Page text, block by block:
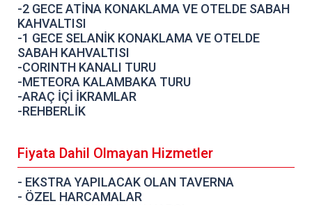
-2 GECE ATİNA KONAKLAMA VE OTELDE SABAH
KAHVALTISI
-1 GECE SELANİK KONAKLAMA VE OTELDE
SABAH KAHVALTISI
-CORINTH KANALI TURU
-METEORA KALAMBAKA TURU
-ARAÇ İÇİ İKRAMLAR
-REHBERLİK
Fiyata Dahil Olmayan Hizmetler
- EKSTRA YAPILACAK OLAN TAVERNA
- ÖZEL HARCAMALAR